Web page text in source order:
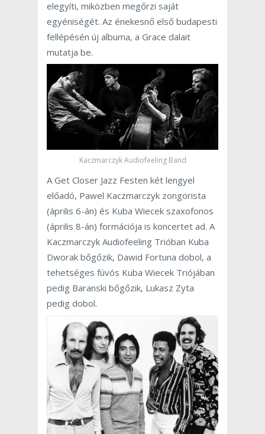
elegyíti, miközben megőrzi saját
egyéniségét. Az énekesnő első budapesti
fellépésén új albuma, a Grace dalait
mutatja be.
Kaczmarczyk Audiofeeling Band
A Get Closer Jazz Festen két lengyel
előadó, Pawel Kaczmarczyk zongorista
(április 6-án) és Kuba Wiecek szaxofonos
(április 8-án) formációja is koncertet ad. A
Kaczmarczyk Audiofeeling Trióban Kuba
Dworak bőgőzik, Dawid Fortuna dobol, a
tehetséges fúvós Kuba Wiecek Triójában
pedig Baranski bőgőzik, Lukasz Zyta
pedig dobol.